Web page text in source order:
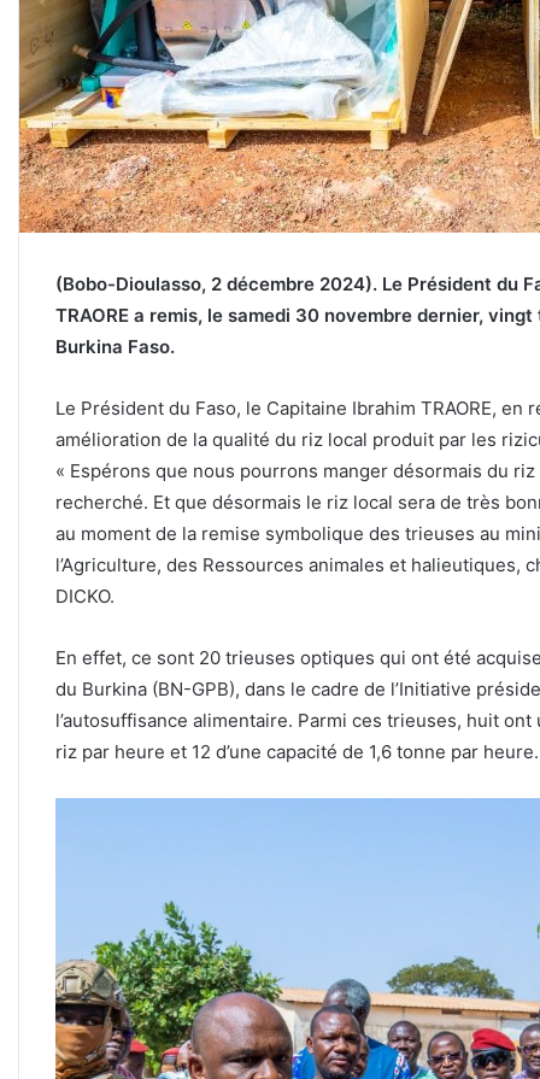
(Bobo-Dioulasso, 2 décembre 2024). Le Président du
TRAORE a remis, le samedi 30 novembre dernier,
Burkina Faso.
Le Président du Faso, le Capitaine Ibrahim TRAORE,
amélioration de la qualité du riz local produit par les
« Espérons que nous pourrons manger désormais du riz
recherché. Et que désormais le riz local sera de très
au moment de la remise symbolique des trieuses au
l’Agriculture, des Ressources animales et halieutiques,
DICKO.
En effet, ce sont 20 trieuses optiques qui ont été
du Burkina (BN-GPB), dans le cadre de l’Initiative
l’autosuffisance alimentaire. Parmi ces trieuses, huit
riz par heure et 12 d’une capacité de 1,6 tonne par heure.